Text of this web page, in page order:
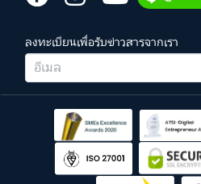
ลงทะเบียนเพื่อรับข่าวสารจากเรา